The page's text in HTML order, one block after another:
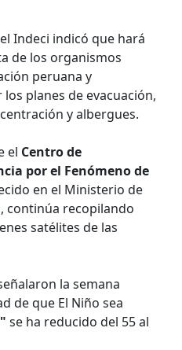
Indeci indicó que hará
de los organismos
peruana y
planes de evacuación,
y albergues.
el Centro de
por el Fenómeno de
en el Ministerio de
continúa recopilando
satélites de las
la semana
de que El Niño sea
se ha reducido del 55 al